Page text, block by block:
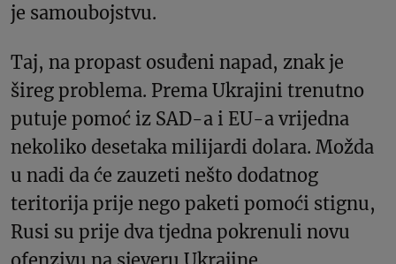
je samoubojstvu.
Taj, na propast osuđeni napad, znak je
šireg problema. Prema Ukrajini trenutno
putuje pomoć iz SAD-a i EU-a vrijedna
nekoliko desetaka milijardi dolara. Možda
u nadi da će zauzeti nešto dodatnog
teritorija prije nego paketi pomoći stignu,
Rusi su prije dva tjedna pokrenuli novu